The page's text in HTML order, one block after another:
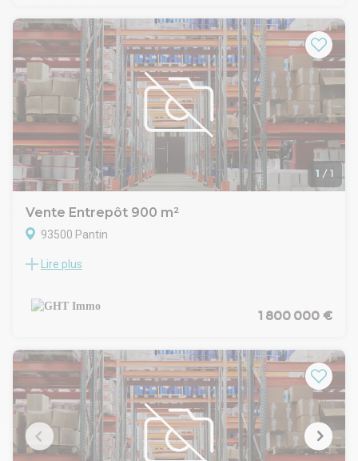
- 1 quai de chargement
- Accès gros porteur
Extérieur : 760 m² de surface extérieure pouvant accueillir
parking ou stockagenGHT IMMO - 01 48 93 81 23 - Plus
d'informations sur www.ghtimmo.fr (réf. 940051333)
1 / 1
Vente Entrepôt 900 m²
93500 Pantin
LE CABINET GHTIMMO VOUS PROPOSE:
- 750m2 d'entrepot
- 150m2 de bureaux
- HSP 5 à 6 M
- Places de parkings nGHT IMMO - 01 48 93 81 23 - Plus
d'informations sur www.ghtimmo.fr (réf. 9400410309)
Lire plus
1 800 000 €